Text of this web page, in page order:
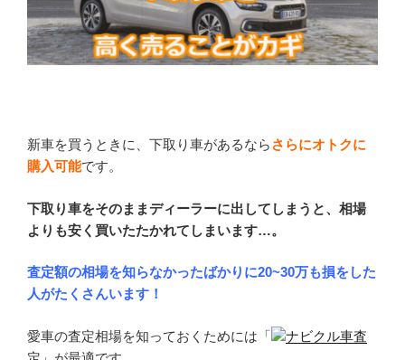
新車を買うときに、下取り車があるなら さらにオトクに
購入可能です。
下取り車をそのままディーラーに出してしまうと、相場
よりも安く買いたたかれてしまいます…。
査定額の相場を知らなかったばかりに20~30万も損をした
人がたくさんいます！
愛車の査定相場を知っておくためには「
ナビクル車査